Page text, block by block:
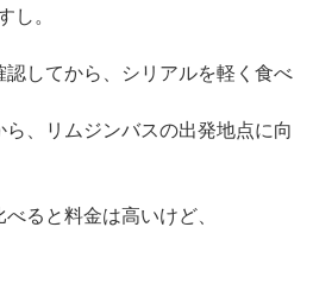
し。
認してから、シリアルを軽く食べ
、リムジンバスの出発地点に向
ると料金は高いけど、